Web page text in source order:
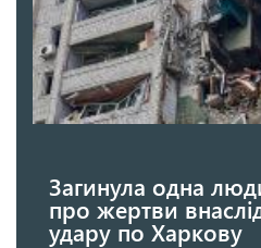
Загинула одна
про жертви
удару по Харкову